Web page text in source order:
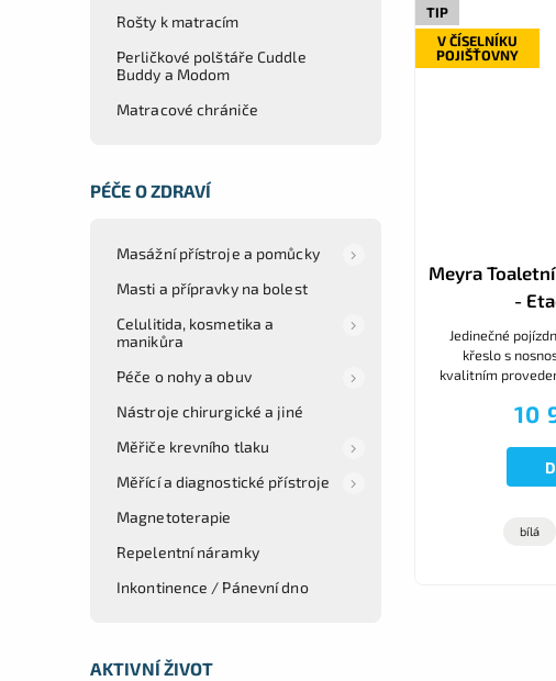
Rošty k matracím
Perličkové polštáře Cuddle
Buddy a Modom
Matracové chrániče
PÉČE O ZDRAVÍ
Masážní přístroje a pomůcky
Masti a přípravky na bolest
Celulitida, kosmetika a
manikůra
Péče o nohy a obuv
Nástroje chirurgické a jiné
Měřiče krevního tlaku
Měřící a diagnostické přístroje
Magnetoterapie
Repelentní náramky
Inkontinence / Pánevní dno
AKTIVNÍ ŽIVOT
TIP
V ČÍSELNÍKU
POJIŠŤOVNY
Meyra
-
10
Jedinečné
křeslo s
kvalitním
osobu.
bílá